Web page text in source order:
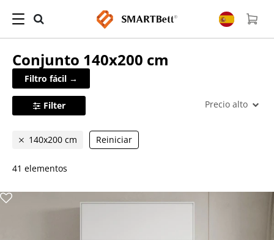
Conjunto 140x200 cm
Filtro fácil →
Filter Precio alto
140x200 cm Reiniciar
41 elementos